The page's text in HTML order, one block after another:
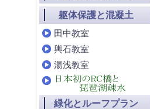
躯体保護と混凝土
田中教室
輿石教室
湯浅教室
緑化とルーフプラン